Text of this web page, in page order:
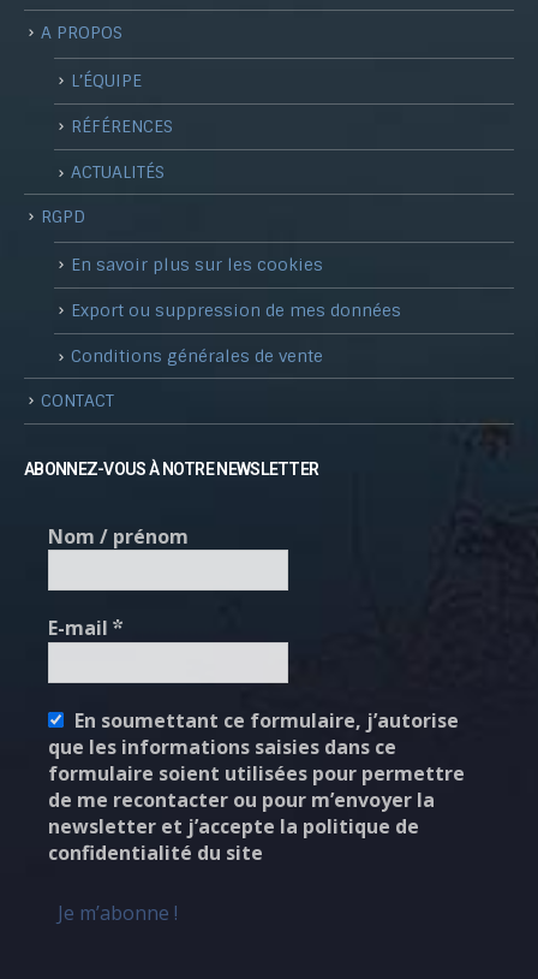
A PROPOS
L’ÉQUIPE
RÉFÉRENCES
ACTUALITÉS
RGPD
En savoir plus sur les cookies
Export ou suppression de mes données
Conditions générales de vente
CONTACT
ABONNEZ-VOUS À NOTRE NEWSLETTER
Nom / prénom
E-mail *
En soumettant ce formulaire, j’autorise
que les informations saisies dans ce
formulaire soient utilisées pour permettre
de me recontacter ou pour m’envoyer la
newsletter et j’accepte la politique de
confidentialité du site